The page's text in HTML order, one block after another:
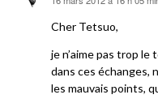
Cher Tetsuo,
je n’aime pas trop
dans ces échanges,
les mauvais points,